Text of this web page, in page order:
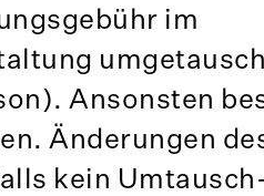
im
Ansonsten
Änderungen
kein